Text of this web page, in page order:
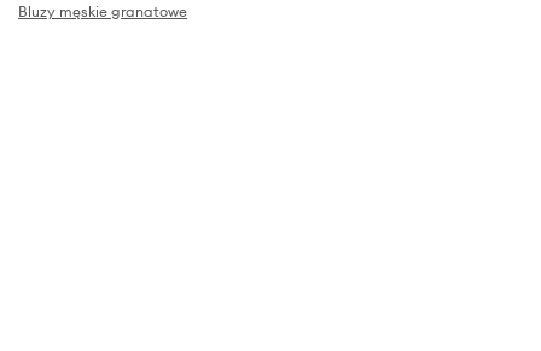
Bluzy męskie granatowe